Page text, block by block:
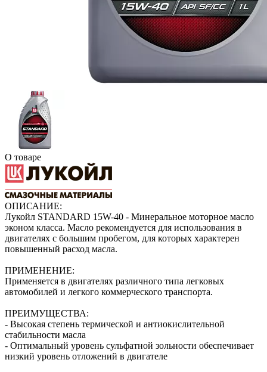
О товаре
ОПИСАНИЕ:
Лукойл STANDARD 15W-40 - Минеральное моторное масло
эконом класса. Масло рекомендуется для использования в
двигателях с большим пробегом, для которых характерен
повышенный расход масла.
ПРИМЕНЕНИЕ:
Применяется в двигателях различного типа легковых
автомобилей и легкого коммерческого транспорта.
ПРЕИМУЩЕСТВА:
- Высокая степень термической и антиокислительной
стабильности масла
- Оптимальный уровень сульфатной зольности обеспечивает
низкий уровень отложений в двигателе